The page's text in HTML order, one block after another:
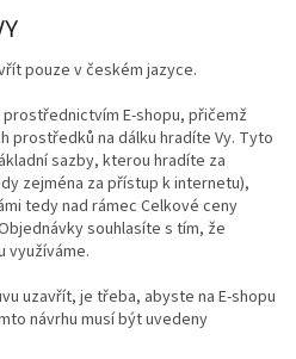
pouze v českém jazyce.
prostřednictvím E-shopu, přičemž
prostředků na dálku hradíte Vy. Tyto
sazby, kterou hradíte za
zejména za přístup k internetu),
tedy nad rámec Celkové ceny
souhlasíte s tím, že
využíváme.
uzavřít, je třeba, abyste na E-shopu
návrhu musí být uvedeny